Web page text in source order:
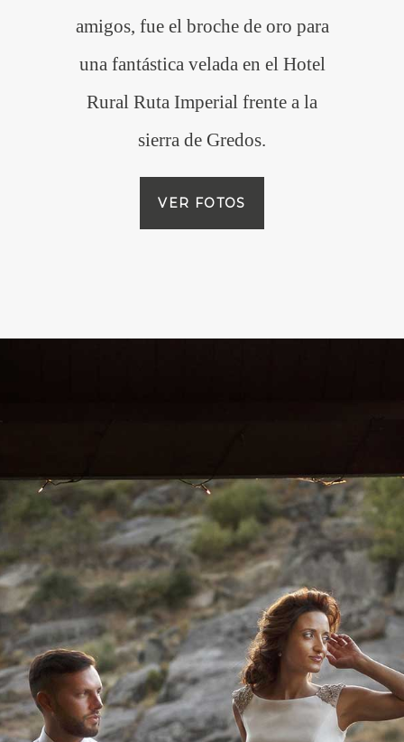
amigos, fue el broche de oro para
una fantástica velada en el Hotel
Rural Ruta Imperial frente a la
sierra de Gredos.
VER FOTOS